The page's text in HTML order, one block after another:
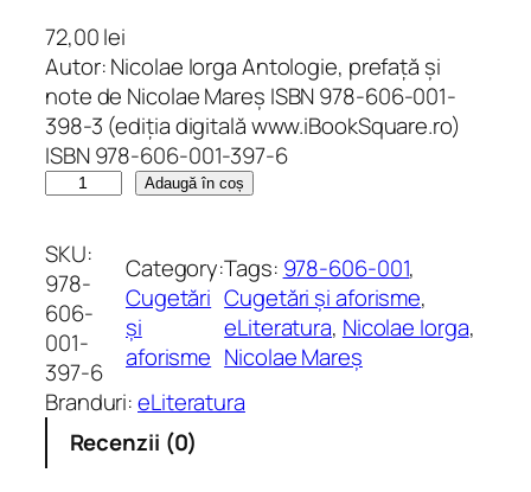
72,00lei
Autor: Nicolae Iorga Antologie, prefață și
note de Nicolae Mareș ISBN 978-606-001-
398-3 (ediția digitală www.iBookSquare.ro)
ISBN 978-606-001-397-6
n
t
i
t
a
t
e
Adaugă în coș
SKU:
978-
606-
001-
397-6
Category:
Cugetări
și
aforisme
Tags: 978-606-001
Cugetări și aforisme
eLiteratura, Nicolae Iorga
Nicolae Mareș
Branduri:eLiteratura
Recenzii (0)